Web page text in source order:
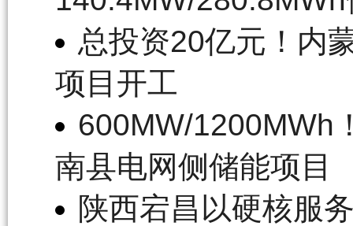
总投资20亿元！内
项目开工
600MW/1200MWh
南县电网侧储能项目
陕西宕昌以硬核服